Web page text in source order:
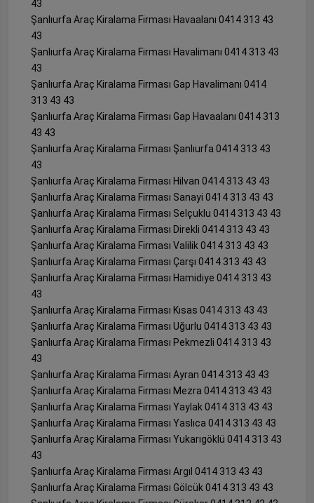
43
Şanlıurfa Araç Kiralama Firması Havaalanı 0414 313 43
43
Şanlıurfa Araç Kiralama Firması Havalimanı 0414 313 43
43
Şanlıurfa Araç Kiralama Firması Gap Havalimanı 0414
313 43 43
Şanlıurfa Araç Kiralama Firması Gap Havaalanı 0414 313
43 43
Şanlıurfa Araç Kiralama Firması Şanlıurfa 0414 313 43
43
Şanlıurfa Araç Kiralama Firması Hilvan 0414 313 43 43
Şanlıurfa Araç Kiralama Firması Sanayi 0414 313 43 43
Şanlıurfa Araç Kiralama Firması Selçuklu 0414 313 43 43
Şanlıurfa Araç Kiralama Firması Direkli 0414 313 43 43
Şanlıurfa Araç Kiralama Firması Valilik 0414 313 43 43
Şanlıurfa Araç Kiralama Firması Çarşı 0414 313 43 43
Şanlıurfa Araç Kiralama Firması Hamidiye 0414 313 43
43
Şanlıurfa Araç Kiralama Firması Kısas 0414 313 43 43
Şanlıurfa Araç Kiralama Firması Uğurlu 0414 313 43 43
Şanlıurfa Araç Kiralama Firması Pekmezli 0414 313 43
43
Şanlıurfa Araç Kiralama Firması Ayran 0414 313 43 43
Şanlıurfa Araç Kiralama Firması Mezra 0414 313 43 43
Şanlıurfa Araç Kiralama Firması Yaylak 0414 313 43 43
Şanlıurfa Araç Kiralama Firması Yaslıca 0414 313 43 43
Şanlıurfa Araç Kiralama Firması Yukarıgöklü 0414 313 43
43
Şanlıurfa Araç Kiralama Firması Argıl 0414 313 43 43
Şanlıurfa Araç Kiralama Firması Gölcük 0414 313 43 43